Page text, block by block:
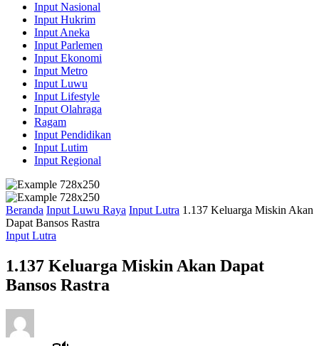
Input Nasional
Input Hukrim
Input Aneka
Input Parlemen
Input Ekonomi
Input Metro
Input Luwu
Input Lifestyle
Input Olahraga
Ragam
Input Pendidikan
Input Lutim
Input Regional
Beranda Input Luwu Raya Input Lutra 1.137 Keluarga Miskin Akan
Dapat Bansos Rastra
Input Lutra
1.137 Keluarga Miskin Akan Dapat
Bansos Rastra